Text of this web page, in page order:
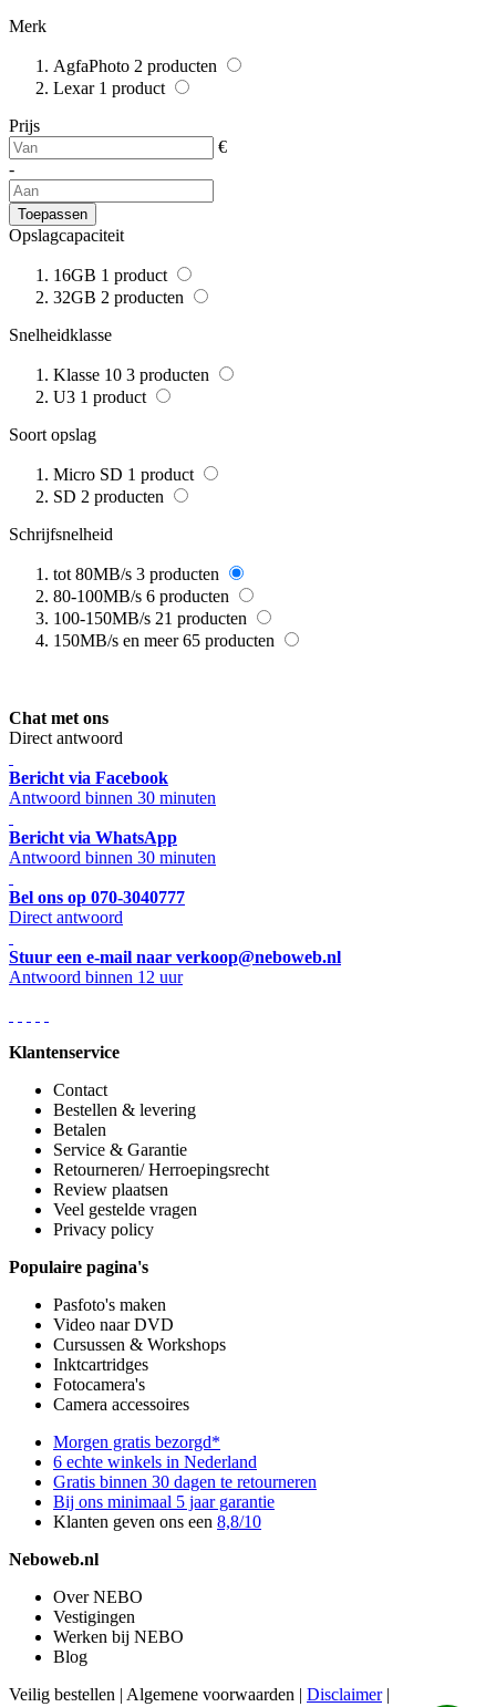
Merk
AgfaPhoto 2 producten
Lexar 1 product
Prijs
€
-
Toepassen
Opslagcapaciteit
16GB 1 product
32GB 2 producten
Snelheidklasse
Klasse 10 3 producten
U3 1 product
Soort opslag
Micro SD 1 product
SD 2 producten
Schrijfsnelheid
tot 80MB/s 3 producten
80-100MB/s 6 producten
100-150MB/s 21 producten
150MB/s en meer 65 producten
Chat met ons
Direct antwoord
Bericht via Facebook
Antwoord binnen 30 minuten
Bericht via WhatsApp
Antwoord binnen 30 minuten
Bel ons op 070-3040777
Direct antwoord
Stuur een e-mail naar verkoop@neboweb.nl
Antwoord binnen 12 uur
Klantenservice
Contact
Bestellen & levering
Betalen
Service & Garantie
Retourneren/ Herroepingsrecht
Review plaatsen
Veel gestelde vragen
Privacy policy
Populaire pagina's
Pasfoto's maken
Video naar DVD
Cursussen & Workshops
Inktcartridges
Fotocamera's
Camera accessoires
Morgen gratis bezorgd*
6 echte winkels in Nederland
Gratis binnen 30 dagen te retourneren
Bij ons minimaal 5 jaar garantie
Klanten geven ons een 8,8/10
Neboweb.nl
Over NEBO
Vestigingen
Werken bij NEBO
Blog
Veilig bestellen | Algemene voorwaarden | Disclaimer|